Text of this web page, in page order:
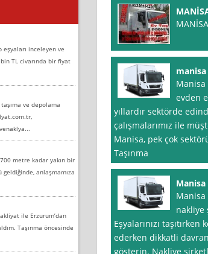
evden
yıllardır sektörde
çalışmalarımız ile
Manisa, pek çok
Taşınma
Manisa
nakliye
Eşyalarınızı
ederken dikkatli
gösterin. Nakliye
eşyaları inceleyen ve
TL civarında bir fiyat
ve depolama
metre kadar yakın bir
geldiğinde, anlaşmamıza
ile Erzurum’dan
Taşınma öncesinde